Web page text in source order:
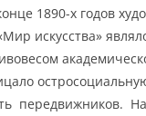
1890-х годов
искусства»
передвижников.